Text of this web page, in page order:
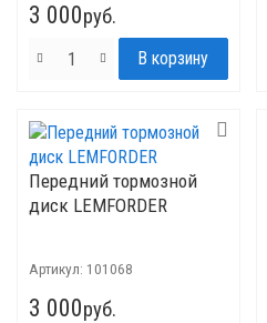
3 000руб.
Передний тормозной
диск LEMFORDER
Артикул: 101068
3 000руб.